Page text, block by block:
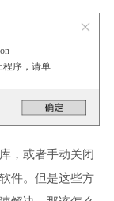
程序，请单
，或者手动关闭
件。但是这些方